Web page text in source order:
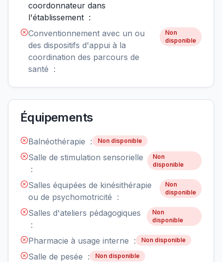
coordonnateur dans
l'établissement :
Conventionnement avec un ou
des dispositifs d'appui à la
coordination des parcours de
santé :
Non
disponible
Équipements
Balnéothérapie : Non disponible
Salle de stimulation sensorielle
:
Non
disponible
Salles équipées de kinésithérapie
ou de psychomotricité :
Non
disponible
Salles d'ateliers pédagogiques
:
Non
disponible
Pharmacie à usage interne : Non disponible
Salle de pesée : Non disponible